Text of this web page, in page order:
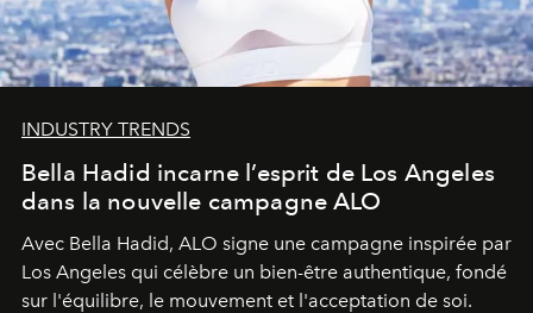
INDUSTRY TRENDS
Bella Hadid incarne l’esprit de Los Angeles
dans la nouvelle campagne ALO
Avec Bella Hadid, ALO signe une campagne inspirée par
Los Angeles qui célèbre un bien-être authentique, fondé
sur l'équilibre, le mouvement et l'acceptation de soi.